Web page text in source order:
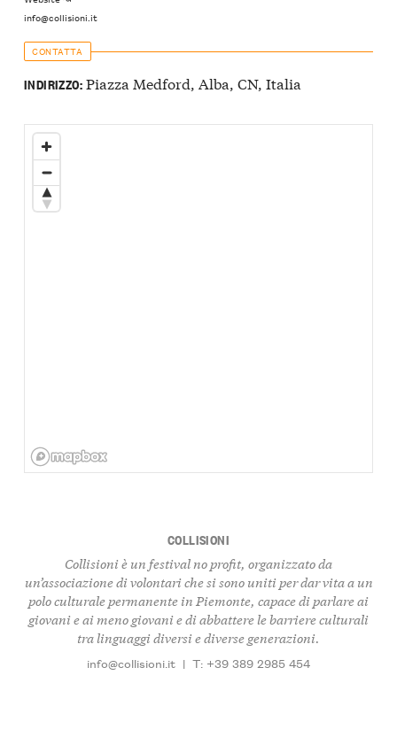
info@collisioni.it
CONTATTA
INDIRIZZO:Piazza Medford, Alba, CN, Italia
COLLISIONI
Collisioni è un festival no profit, organizzato da
un’associazione di volontari che si sono uniti per dar vita a un
polo culturale permanente in Piemonte, capace di parlare ai
giovani e ai meno giovani e di abbattere le barriere culturali
tra linguaggi diversi e diverse generazioni.
info@collisioni.it | T: +39 389 2985 454